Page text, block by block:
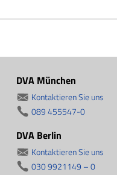
DVA München
Kontaktieren Sie uns
089 455547-0
DVA Berlin
Kontaktieren Sie uns
030 9921149 – 0